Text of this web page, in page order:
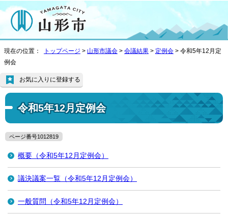
現在の位置： トップページ > 山形市議会 > 会議結果 > 定例会 > 令和5年12月定
例会
令和5年12月定例会
お気に入りに登録する
ページ番号1012819
概要（令和5年12月定例会）
議決議案一覧（令和5年12月定例会）
一般質問（令和5年12月定例会）